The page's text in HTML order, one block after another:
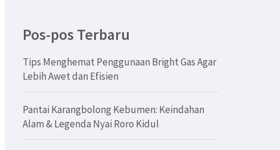
Pos-pos Terbaru
Tips Menghemat Penggunaan Bright Gas Agar
Lebih Awet dan Efisien
Pantai Karangbolong Kebumen: Keindahan
Alam & Legenda Nyai Roro Kidul